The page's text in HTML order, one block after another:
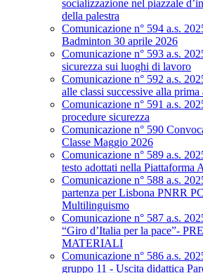
socializzazione nel piazzale
della palestra
Comunicazione n° 594 a.s.
Badminton 30 aprile 2026
Comunicazione n° 593 a.s.
sicurezza sui luoghi di lavoro
Comunicazione n° 592 a.s.
alle classi successive alla
Comunicazione n° 591 a.s.
procedure sicurezza
Comunicazione n° 590
Classe Maggio 2026
Comunicazione n° 589 a.s.
testo adottati nella Piattaforma
Comunicazione n° 588 a.s.
partenza per Lisbona PNRR
Multilinguismo
Comunicazione n° 587 a.s.
“Giro d’Italia per la pace”-
MATERIALI
Comunicazione n° 586 a.s.
gruppo 11 - Uscita didattica